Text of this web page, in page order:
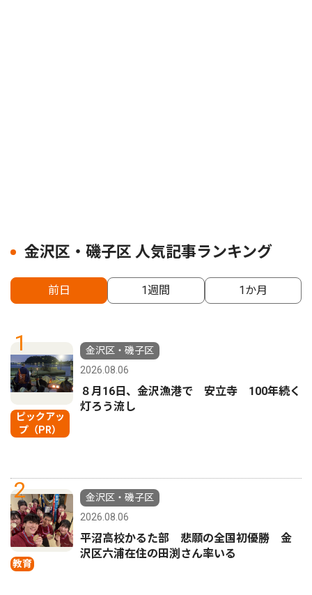
金沢区・磯子区 人気記事ランキング
前日 1週間 1か月
1
ピックアッ
プ（PR）
金沢区・磯子区
2026.08.06
８月16日、金沢漁港で 安立寺 100年続く
灯ろう流し
2
教育
金沢区・磯子区
2026.08.06
平沼高校かるた部 悲願の全国初優勝 金
沢区六浦在住の田渕さん率いる